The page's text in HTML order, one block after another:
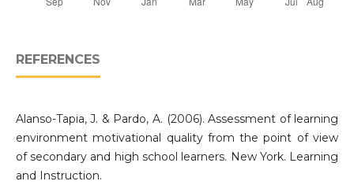
REFERENCES
Alanso-Tapia, J. & Pardo, A. (2006). Assessment of learning
environment motivational quality from the point of view
of secondary and high school learners. New York. Learning
and Instruction.